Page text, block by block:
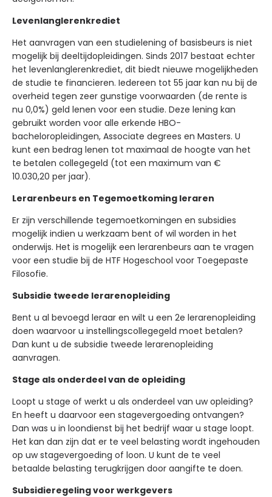
Levenlanglerenkrediet
Het aanvragen van een studielening of basisbeurs is niet
mogelijk bij deeltijdopleidingen. Sinds 2017 bestaat echter
het levenlanglerenkrediet, dit biedt nieuwe mogelijkheden
de studie te financieren. Iedereen tot 55 jaar kan nu bij de
overheid tegen zeer gunstige voorwaarden (de rente is
nu 0,0%) geld lenen voor een studie. Deze lening kan
gebruikt worden voor alle erkende HBO-
bacheloropleidingen, Associate degrees en Masters. U
kunt een bedrag lenen tot maximaal de hoogte van het
te betalen collegegeld (tot een maximum van €
10.030,20 per jaar).
Lerarenbeurs en Tegemoetkoming leraren
Er zijn verschillende tegemoetkomingen en subsidies
mogelijk indien u werkzaam bent of wil worden in het
onderwijs. Het is mogelijk een lerarenbeurs aan te vragen
voor een studie bij de HTF Hogeschool voor Toegepaste
Filosofie.
Subsidie tweede lerarenopleiding
Bent u al bevoegd leraar en wilt u een 2e lerarenopleiding
doen waarvoor u instellingscollegegeld moet betalen?
Dan kunt u de subsidie tweede lerarenopleiding
aanvragen.
Stage als onderdeel van de opleiding
Loopt u stage of werkt u als onderdeel van uw opleiding?
En heeft u daarvoor een stagevergoeding ontvangen?
Dan was u in loondienst bij het bedrijf waar u stage loopt.
Het kan dan zijn dat er te veel belasting wordt ingehouden
op uw stagevergoeding of loon. U kunt de te veel
betaalde belasting terugkrijgen door aangifte te doen.
Subsidieregeling voor werkgevers